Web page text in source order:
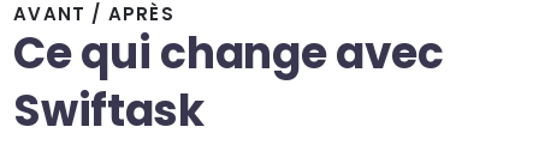
AVANT / APRÈS
Ce qui change avec
Swiftask